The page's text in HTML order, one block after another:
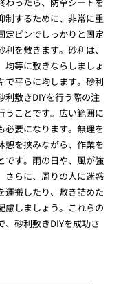
わったら、防草シートを
制するために、非常に重
定ピンでしっかりと固定
を敷きます。砂利は、
均等に敷きならしましょ
で平らに均します。砂利
利敷きDIYを行う際の注
うことです。広い範囲に
必要になります。無理を
憩を挟みながら、作業を
です。雨の日や、風が強
さらに、周りの人に迷惑
運搬したり、敷き詰めた
慮しましょう。これらの
、砂利敷きDIYを成功さ